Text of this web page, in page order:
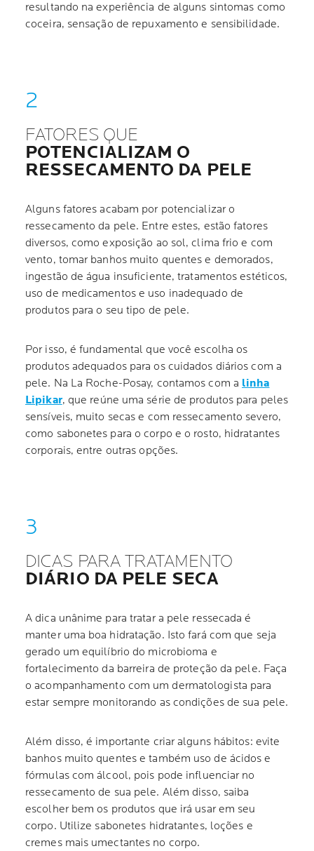
resultando na experiência de alguns sintomas como
coceira, sensação de repuxamento e sensibilidade.
FATORES QUE
POTENCIALIZAM O
RESSECAMENTO DA PELE
Alguns fatores acabam por potencializar o
ressecamento da pele. Entre estes, estão fatores
diversos, como exposição ao sol, clima frio e com
vento, tomar banhos muito quentes e demorados,
ingestão de água insuficiente, tratamentos estéticos,
uso de medicamentos e uso inadequado de
produtos para o seu tipo de pele.
Por isso, é fundamental que você escolha os
produtos adequados para os cuidados diários com a
pele. Na La Roche-Posay, contamos com a linha
Lipikar, que reúne uma série de produtos para peles
sensíveis, muito secas e com ressecamento severo,
como sabonetes para o corpo e o rosto, hidratantes
corporais, entre outras opções.
DICAS PARA TRATAMENTO
DIÁRIO DA PELE SECA
A dica unânime para tratar a pele ressecada é
manter uma boa hidratação. Isto fará com que seja
gerado um equilíbrio do microbioma e
fortalecimento da barreira de proteção da pele. Faça
o acompanhamento com um dermatologista para
estar sempre monitorando as condições de sua pele.
Além disso, é importante criar alguns hábitos: evite
banhos muito quentes e também uso de ácidos e
fórmulas com álcool, pois pode influenciar no
ressecamento de sua pele. Além disso, saiba
escolher bem os produtos que irá usar em seu
corpo. Utilize sabonetes hidratantes, loções e
cremes mais umectantes no corpo.